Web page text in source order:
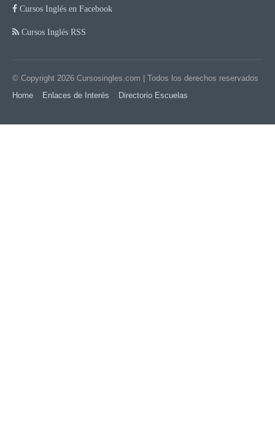
Cursos Inglés en Facebook
Cursos Inglés RSS
© Copyright 2026 Cursosingles.com | Todos los derechos reservados
Home
Enlaces de Interés Directorio Escuelas